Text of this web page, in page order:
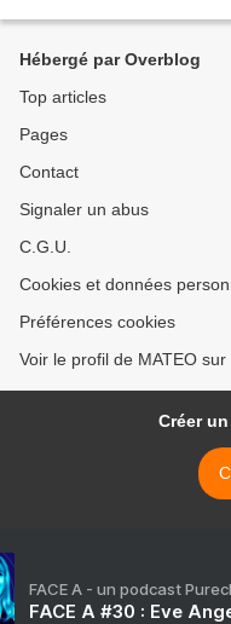
Hébergé par Overblog
Top articles
Pages
Contact
Signaler un abus
C.G.U.
Cookies et données
Préférences cookies
Voir le profil de MATEO
Créer
FACE A - un podcast
FACE A #30 : Eve